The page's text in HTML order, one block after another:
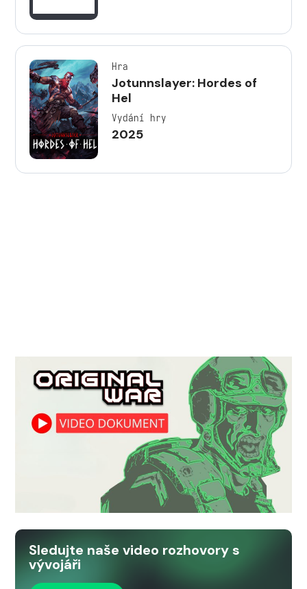
Hra
Jotunnslayer: Hordes of
Hel
Vydání hry
2025
Sledujte naše video rozhovory s
vývojáři